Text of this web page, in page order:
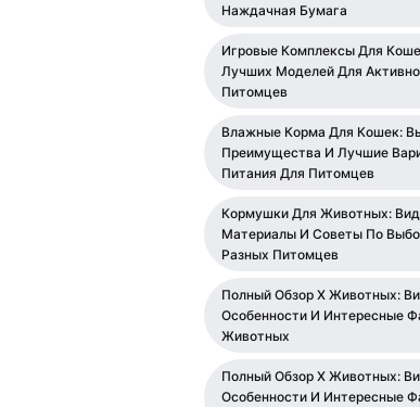
Наждачная Бумага
Игровые Комплексы Для
Лучших Моделей Для
Питомцев
Влажные Корма Для Кошек:
Преимущества И Лучшие
Питания Для Питомцев
Кормушки Для Животных:
Материалы И Советы По
Разных Питомцев
Полный Обзор Х Животных:
Особенности И Интересные
Животных
Полный Обзор Х Животных:
Особенности И Интересные